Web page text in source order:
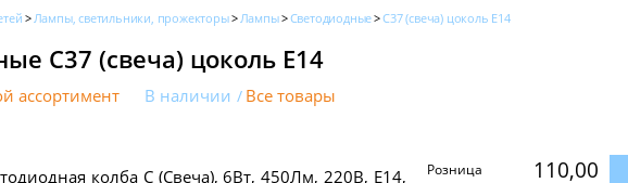
Лампы, светильники, прожекторы Лампы Светодиодные C37 (свеча) цоколь E14
C37 (свеча) цоколь E14
ассортимент В наличии Все товары
колба C (Свеча), 6Вт, 450Лм, 220В, Е14, Розница 110,00